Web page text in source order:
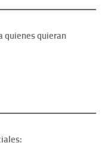
quienes quieran